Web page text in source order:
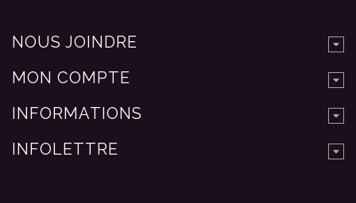
NOUS JOINDRE
MON COMPTE
INFORMATIONS
INFOLETTRE